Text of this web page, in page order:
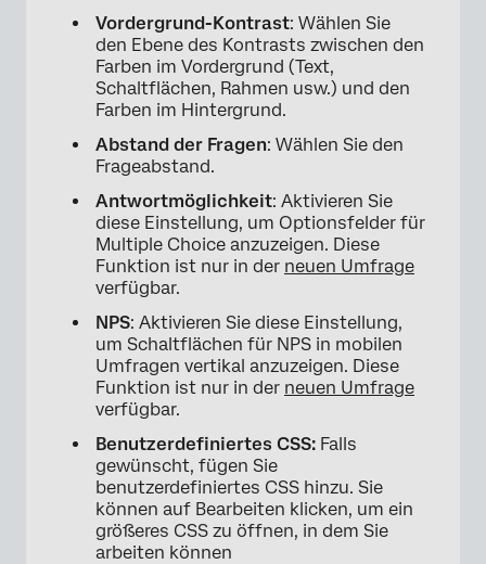
×
Vordergrund-Kontrast: Wählen Sie
den Ebene des Kontrasts zwischen den
Farben im Vordergrund (Text,
Schaltflächen, Rahmen usw.) und den
Farben im Hintergrund.
Abstand der Fragen: Wählen Sie den
Frageabstand.
Antwortmöglichkeit: Aktivieren Sie
diese Einstellung, um Optionsfelder für
Multiple Choice anzuzeigen. Diese
Funktion ist nur in der neuen Umfrage
verfügbar.
NPS: Aktivieren Sie diese Einstellung,
um Schaltflächen für NPS in mobilen
Umfragen vertikal anzuzeigen. Diese
Funktion ist nur in der neuen Umfrage
verfügbar.
Benutzerdefiniertes CSS: Falls
gewünscht, fügen Sie
benutzerdefiniertes CSS hinzu. Sie
können auf Bearbeiten klicken, um ein
größeres CSS zu öffnen, in dem Sie
arbeiten können